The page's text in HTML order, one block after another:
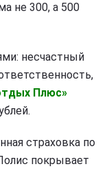
не 300, а 500
несчастный
Плюс»
страховка по
покрывает